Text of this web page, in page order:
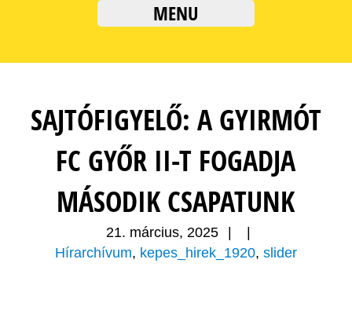
MENU
SAJTÓFIGYELŐ: A GYIRMÓT
FC GYŐR II-T FOGADJA
MÁSODIK CSAPATUNK
21. március, 2025
Hírarchívum, kepes_hirek_1920, slider